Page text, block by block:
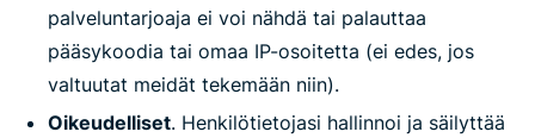
palveluntarjoaja ei voi nähdä tai palauttaa
pääsykoodia tai omaa IP-osoitetta (ei edes, jos
valtuutat meidät tekemään niin).
Oikeudelliset. Henkilötietojasi hallinnoi ja säilyttää